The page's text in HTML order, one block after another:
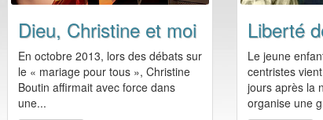
Dieu, Christine et moi
En octobre 2013, lors des débats sur
le « mariage pour tous », Christine
Boutin affirmait avec force dans
une...
Le jeune
centristes
jours après la
organise une